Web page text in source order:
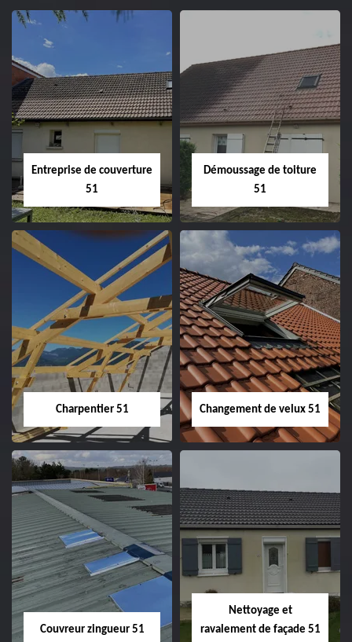
Entreprise de couverture
51
Entreprise de
couverture 51
Démoussage de toiture
51
Démoussage de
toiture 51
Charpentier 51
Charpentier 51
Changement de velux 51
Changement de
velux 51
Couvreur zingueur 51
Nettoyage et
ravalement de façade 51